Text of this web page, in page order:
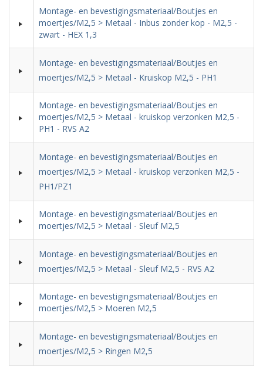
Montage- en bevestigingsmateriaal/Boutjes en
moertjes/M2,5 > Metaal - Inbus zonder kop - M2,5 -
zwart - HEX 1,3
Montage- en bevestigingsmateriaal/Boutjes en
moertjes/M2,5 > Metaal - Kruiskop M2,5 - PH1
Montage- en bevestigingsmateriaal/Boutjes en
moertjes/M2,5 > Metaal - kruiskop verzonken M2,5 -
PH1 - RVS A2
Montage- en bevestigingsmateriaal/Boutjes en
moertjes/M2,5 > Metaal - kruiskop verzonken M2,5 -
PH1/PZ1
Montage- en bevestigingsmateriaal/Boutjes en
moertjes/M2,5 > Metaal - Sleuf M2,5
Montage- en bevestigingsmateriaal/Boutjes en
moertjes/M2,5 > Metaal - Sleuf M2,5 - RVS A2
Montage- en bevestigingsmateriaal/Boutjes en
moertjes/M2,5 > Moeren M2,5
Montage- en bevestigingsmateriaal/Boutjes en
moertjes/M2,5 > Ringen M2,5